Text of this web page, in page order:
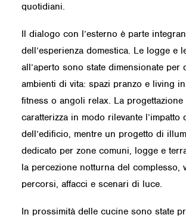
quotidiani.
Il dialogo con l’esterno è parte
dell’esperienza domestica. Le logge e
all’aperto sono state dimensionate per
ambienti di vita: spazi pranzo e living
fitness o angoli relax. La progettazione
caratterizza in modo rilevante l’impatto
dell’edificio, mentre un progetto di
dedicato per zone comuni, logge e
la percezione notturna del complesso,
percorsi, affacci e scenari di luce.
In prossimità delle cucine sono state